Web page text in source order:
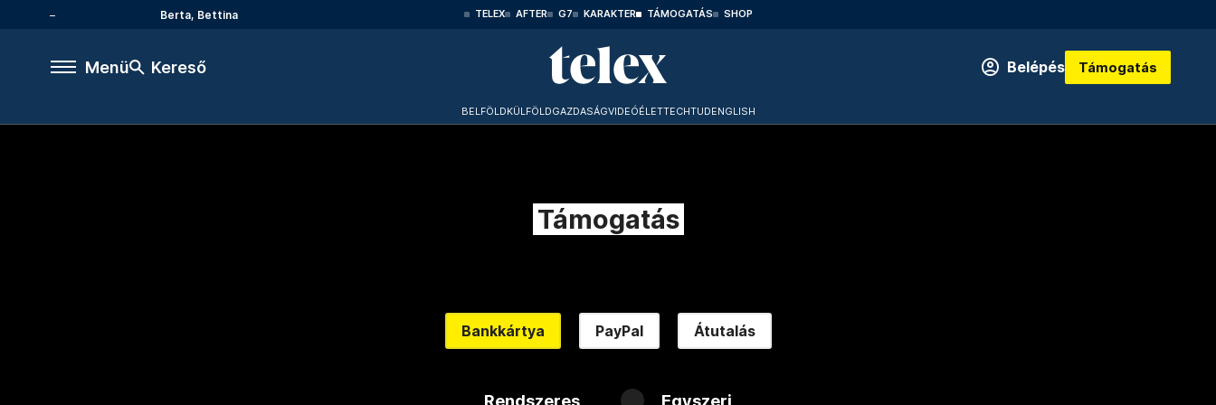
Berta, Bettina TELEX AFTER G7 KARAKTER TÁMOGATÁS SHOP
Menü Kereső Belépés Támogatás
BELFÖLDKÜLFÖLDGAZDASÁGVIDEÓÉLETTECHTUDENGLISH
Támogatás
Bankkártya PayPal Átutalás
Rendszeres Egyszeri